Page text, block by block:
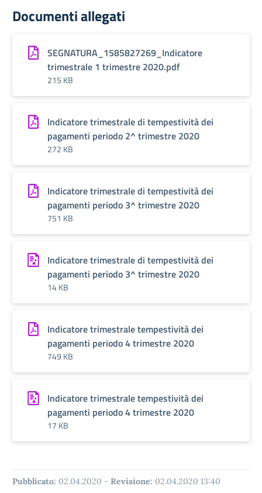
Documenti allegati
SEGNATURA_1585827269_Indicatore
trimestrale 1 trimestre 2020.pdf
215 KB
Indicatore trimestrale di tempestività dei
pagamenti periodo 2^ trimestre 2020
272 KB
Indicatore trimestrale di tempestività dei
pagamenti periodo 3^ trimestre 2020
751 KB
Indicatore trimestrale di tempestività dei
pagamenti periodo 3^ trimestre 2020
14 KB
Indicatore trimestrale tempestività dei
pagamenti periodo 4 trimestre 2020
749 KB
Indicatore trimestrale tempestività dei
pagamenti periodo 4 trimestre 2020
17 KB
Pubblicato: 02.04.2020 - Revisione: 02.04.2020 13:40